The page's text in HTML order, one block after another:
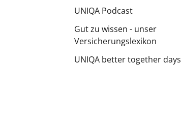
UNIQA Podcast
Gut zu wissen - unser
Versicherungslexikon
UNIQA better together days